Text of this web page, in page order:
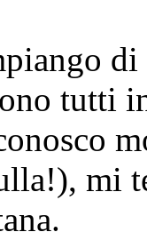
tutti
mi